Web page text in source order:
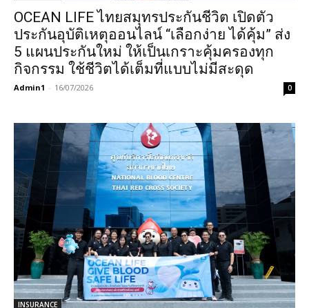
OCEAN LIFE ไทยสมุทรประกันชีวิต เปิดตัว
ประกันอุบัติเหตุออนไลน์ “เลือกง่าย ได้คุ้ม” ส่ง
5 แผนประกันใหม่ ให้เป็นเกราะคุ้มครองทุก
กิจกรรม ใช้ชีวิตได้เต็มที่แบบไม่มีสะดุด
Admin1 - 16/07/2026 0
INSURANCE